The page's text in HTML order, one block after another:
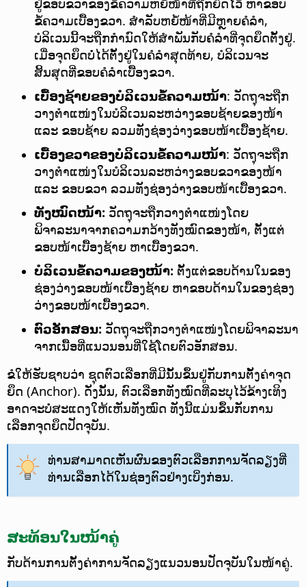
ຂໍ້ຄວາມເບື້ອງຂວາ. ສຳລັບຫຍໍ້ໜ້າທີ່ມີຫຼາຍຄໍລຳ,
ບໍລິເວນນີ້ຈະຖືກກຳນົດໃຫ້ສຳພັນກັບຄໍລຳທີ່ຈຸດຍຶດຕັ້ງຢູ່.
ເມື່ອຈຸດຍຶດບໍ່ໄດ້ຕັ້ງຢູ່ໃນຄໍລຳສຸດທ້າຍ, ບໍລິເວນຈະ
ສິ້ນສຸດທີ່ຂອບຄໍລຳເບື້ອງຂວາ.
ເບື້ອງຊ້າຍຂອງບໍລິເວນຂໍ້ຄວາມໜ້າ: ວັດຖຸຈະຖືກ
ວາງຕຳແໜ່ງໃນບໍລິເວນລະຫວ່າງຂອບຊ້າຍຂອງໜ້າ
ແລະ ຂອບຊ້າຍ ລວມທັງຊ່ອງວ່າງຂອບໜ້າເບື້ອງຊ້າຍ.
ເບື້ອງຂວາຂອງບໍລິເວນຂໍ້ຄວາມໜ້າ: ວັດຖຸຈະຖືກ
ວາງຕຳແໜ່ງໃນບໍລິເວນລະຫວ່າງຂອບຂວາຂອງໜ້າ
ແລະ ຂອບຂວາ ລວມທັງຊ່ອງວ່າງຂອບໜ້າເບື້ອງຂວາ.
ທັງໝົດໜ້າ: ວັດຖຸຈະຖືກວາງຕຳແໜ່ງໂດຍ
ພິຈາລະນາຈາກຄວາມກວ້າງທັງໝົດຂອງໜ້າ, ຕັ້ງແຕ່
ຂອບໜ້າເບື້ອງຊ້າຍ ຫາເບື້ອງຂວາ.
ບໍລິເວນຂໍ້ຄວາມຂອງໜ້າ: ຕັ້ງແຕ່ຂອບດ້ານໃນຂອງ
ຊ່ອງວ່າງຂອບໜ້າເບື້ອງຊ້າຍ ຫາຂອບດ້ານໃນຂອງຊ່ອງ
ວ່າງຂອບໜ້າເບື້ອງຂວາ.
ຕົວອັກສອນ: ວັດຖຸຈະຖືກວາງຕຳແໜ່ງໂດຍພິຈາລະນາ
ຈາກເນື້ອທີ່ແນວນອນທີ່ໃຊ້ໂດຍຕົວອັກສອນ.
ຂໍໃຫ້ຮັບຊາບວ່າ ຊຸດຕົວເລືອກທີ່ມີນັ້ນຂຶ້ນຢູ່ກັບການຕັ້ງຄ່າຈຸດ
ຍຶດ (Anchor). ດັ່ງນັ້ນ, ຕົວເລືອກທັງໝົດທີ່ລະບຸໄວ້ຂ້າງເທິງ
ອາດຈະບໍ່ສະແດງໃຫ້ເຫັນທັງໝົດ ທັງນີ້ແມ່ນຂຶ້ນກັບການ
ເລືອກຈຸດຍຶດປັດຈຸບັນ.
ທ່ານສາມາດເຫັນຜົນຂອງຕົວເລືອກການຈັດລຽງທີ່
ທ່ານເລືອກໄດ້ໃນຊ່ອງຕົວຢ່າງເບິ່ງກ່ອນ.
ສະທ້ອນໃນໜ້າຄູ່
ກັບດ້ານການຕັ້ງຄ່າການຈັດລຽງແນວນອນປັດຈຸບັນໃນໜ້າຄູ່.